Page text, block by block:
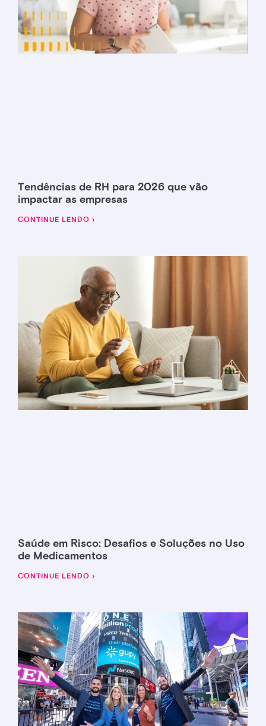
Tendências de RH para 2026 que vão
impactar as empresas
CONTINUE LENDO ›
Saúde em Risco: Desafios e Soluções no Uso
de Medicamentos
CONTINUE LENDO ›